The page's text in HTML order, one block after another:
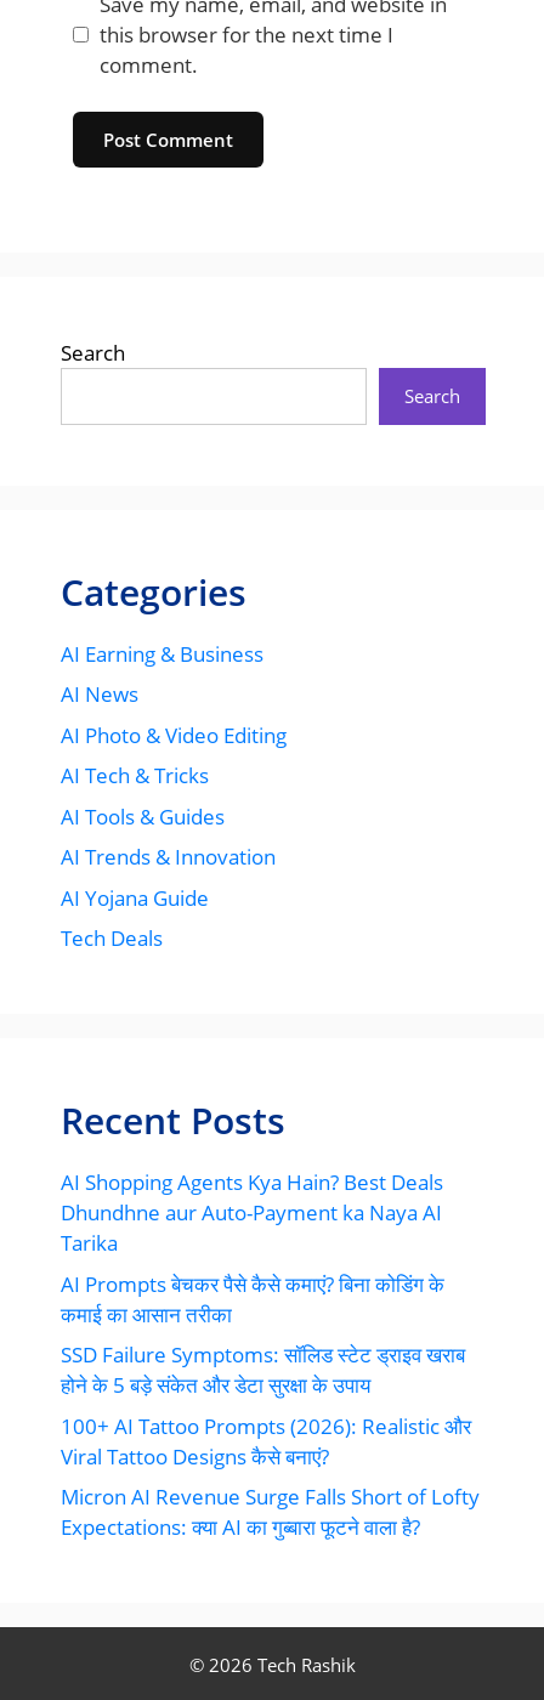
this browser for the next time I
comment.
Website
Search
Search
Categories
AI Earning & Business
AI News
AI Photo & Video Editing
AI Tech & Tricks
AI Tools & Guides
AI Trends & Innovation
AI Yojana Guide
Tech Deals
Recent Posts
AI Shopping Agents Kya Hain? Best Deals
Dhundhne aur Auto-Payment ka Naya AI
Tarika
AI Prompts बेचकर पैसे कैसे कमाएं? बिना कोडिंग के
कमाई का आसान तरीका
SSD Failure Symptoms: सॉलिड स्टेट ड्राइव खराब
होने के 5 बड़े संकेत और डेटा सुरक्षा के उपाय
100+ AI Tattoo Prompts (2026): Realistic और
Viral Tattoo Designs कैसे बनाएं?
Micron AI Revenue Surge Falls Short of Lofty
Expectations: क्या AI का गुब्बारा फूटने वाला है?
© 2026 Tech Rashik